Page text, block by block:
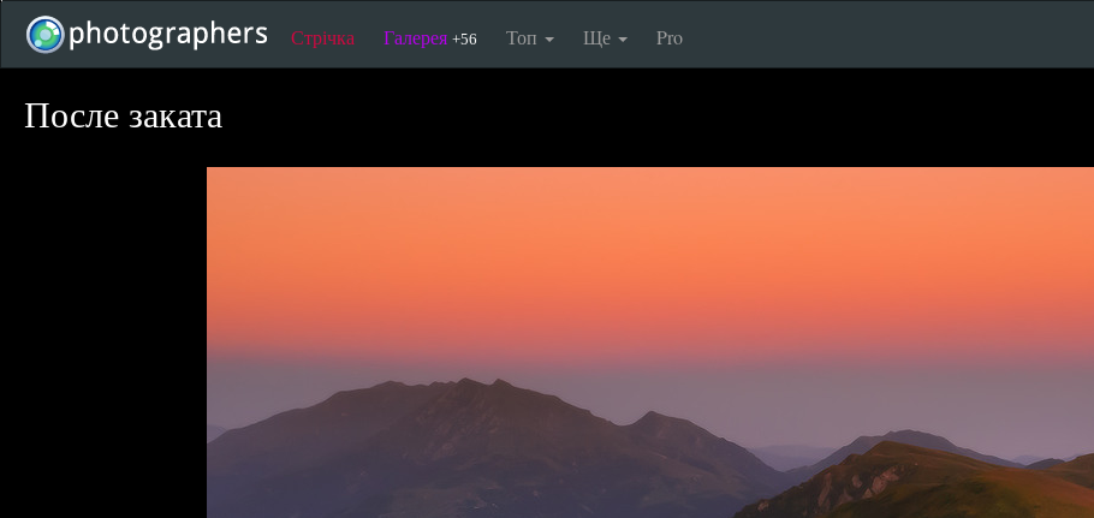
Стрічка Галерея +56 Топ Ще Pro
После заката